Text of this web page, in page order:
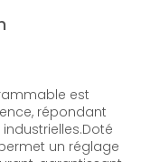
est
répondant
un réglage